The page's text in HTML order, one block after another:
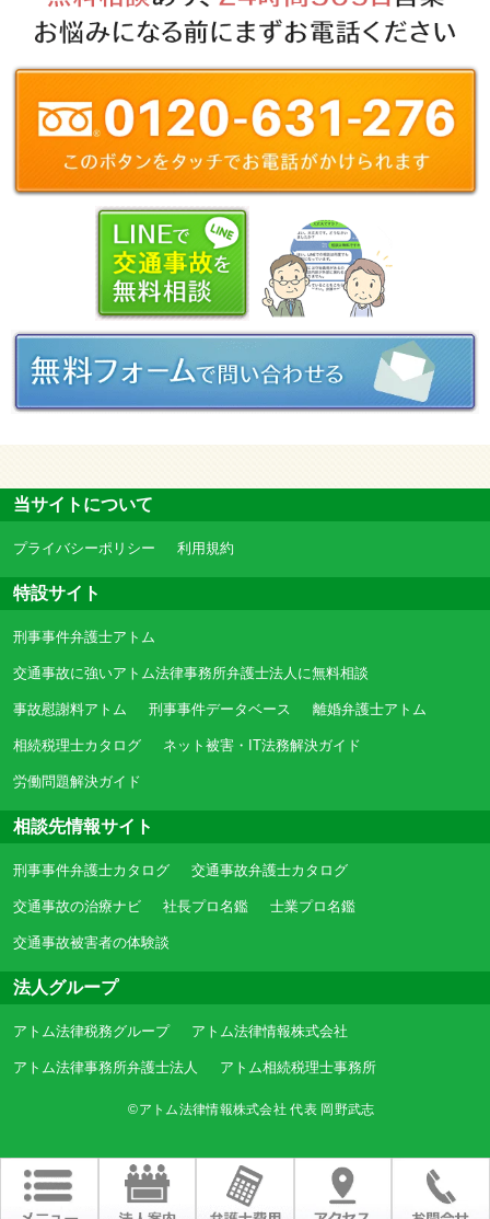
当サイトについて
プライバシーポリシー 利用規約
特設サイト
刑事事件弁護士アトム
交通事故に強いアトム法律事務所弁護士法人に無料相談
事故慰謝料アトム 刑事事件データベース 離婚弁護士アトム
相続税理士カタログ ネット被害・IT法務解決ガイド
労働問題解決ガイド
相談先情報サイト
刑事事件弁護士カタログ 交通事故弁護士カタログ
交通事故の治療ナビ 社長プロ名鑑 士業プロ名鑑
交通事故被害者の体験談
法人グループ
アトム法律税務グループ アトム法律情報株式会社
アトム法律事務所弁護士法人 アトム相続税理士事務所
©アトム法律情報株式会社 代表 岡野武志